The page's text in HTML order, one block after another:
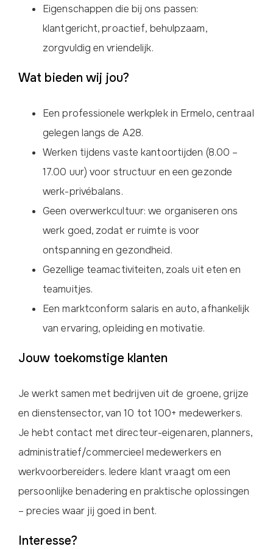
Eigenschappen die bij ons passen:
klantgericht, proactief, behulpzaam,
zorgvuldig en vriendelijk.
Wat bieden wij jou?
Een professionele werkplek in Ermelo, centraal
gelegen langs de A28.
Werken tijdens vaste kantoortijden (8.00 –
17.00 uur) voor structuur en een gezonde
werk-privébalans.
Geen overwerkcultuur: we organiseren ons
werk goed, zodat er ruimte is voor
ontspanning en gezondheid.
Gezellige teamactiviteiten, zoals uit eten en
teamuitjes.
Een marktconform salaris en auto, afhankelijk
van ervaring, opleiding en motivatie.
Jouw toekomstige klanten
Je werkt samen met bedrijven uit de groene, grijze
en dienstensector, van 10 tot 100+ medewerkers.
Je hebt contact met directeur-eigenaren, planners,
administratief/commercieel medewerkers en
werkvoorbereiders. Iedere klant vraagt om een
persoonlijke benadering en praktische oplossingen
– precies waar jij goed in bent.
Interesse?